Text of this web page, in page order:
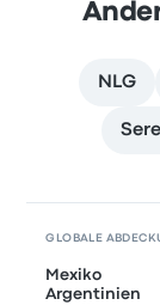
NLG
GLOBALE
Mexiko
Argentinien